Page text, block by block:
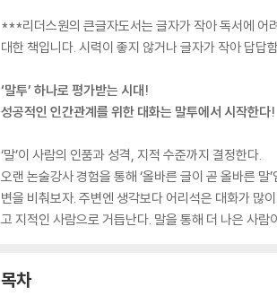
***리더스원의 큰글자도서는 글자가 작아 독서에 어
대한 책입니다. 시력이 좋지 않거나 글자가 작아 답
‘말투’ 하나로 평가받는 시대!
성공적인 인간관계를 위한 대화는 말투에서 시작한다!
‘말’이 사람의 인품과 성격, 지적 수준까지 결정한다.
오랜 논술강사 경험을 통해 ‘올바른 글이 곧 올바른
변을 비춰보자. 주변엔 생각보다 어리석은 대화가 많
고 지적인 사람으로 거듭난다. 말을 통해 더 나은 사
목차